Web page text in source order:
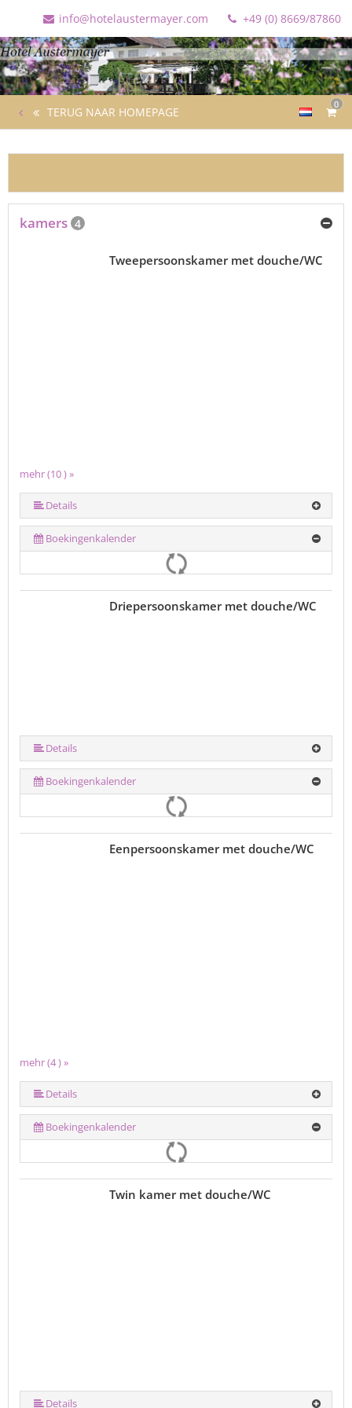
info@hotelaustermayer.com +49 (0) 8669/87860
0
TERUG NAAR HOMEPAGE
kamers 4
mehr (10 ) »
mehr (10 ) »
mehr (10 ) »
mehr (10 ) »
mehr (10 ) »
mehr (10 ) »
mehr (10 ) »
Tweepersoonskamer met douche/WC
Details
Boekingenkalender
Driepersoonskamer met douche/WC
Details
Boekingenkalender
mehr (4 ) »
Eenpersoonskamer met douche/WC
Details
Boekingenkalender
Twin kamer met douche/WC
Details